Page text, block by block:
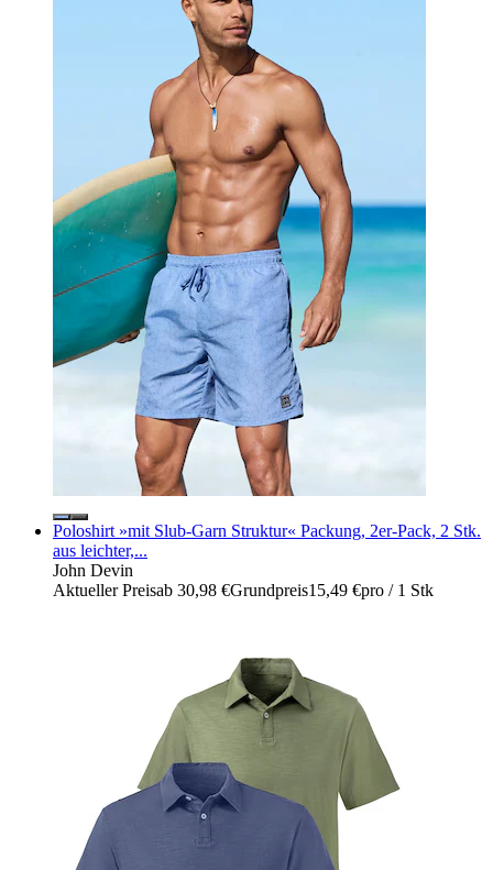
Poloshirt »mit Slub-Garn Struktur« Packung, 2er-Pack, 2 Stk.
aus leichter,...
John Devin
Aktueller Preisab 30,98 €Grundpreis15,49 €pro / 1 Stk